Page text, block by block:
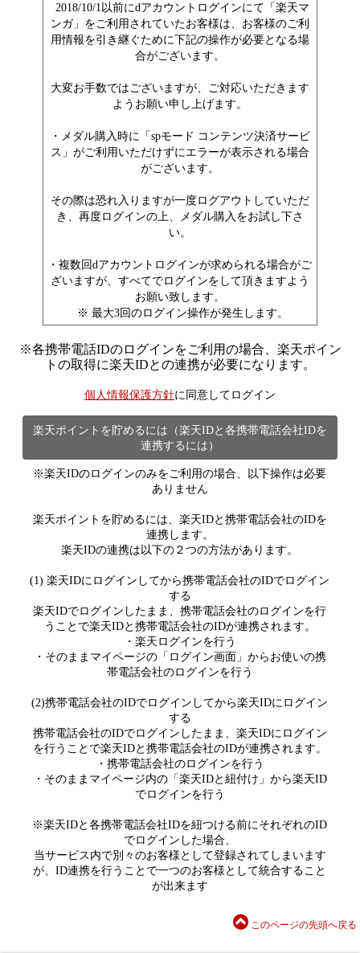
2018/10/1以前にdアカウントログインにて「楽天マ
ンガ」をご利用されていたお客様は、お客様のご利
用情報を引き継ぐために下記の操作が必要となる場
合がございます。
大変お手数ではございますが、ご対応いただきます
ようお願い申し上げます。
・メダル購入時に「spモード コンテンツ決済サービ
ス」がご利用いただけずにエラーが表示される場合
がございます。
その際は恐れ入りますが一度ログアウトしていただ
き、再度ログインの上、メダル購入をお試し下さ
い。
・複数回dアカウントログインが求められる場合がご
ざいますが、すべてでログインをして頂きますよう
お願い致します。
※ 最大3回のログイン操作が発生します。
※各携帯電話IDのログインをご利用の場合、楽天ポイン
トの取得に楽天IDとの連携が必要になります。
個人情報保護方針に同意してログイン
楽天ポイントを貯めるには（楽天IDと各携帯電話会社IDを
連携するには）
※楽天IDのログインのみをご利用の場合、以下操作は必要
ありません
楽天ポイントを貯めるには、楽天IDと携帯電話会社のIDを
連携します。
楽天IDの連携は以下の２つの方法があります。
(1) 楽天IDにログインしてから携帯電話会社のIDでログイン
する
楽天IDでログインしたまま、携帯電話会社のログインを行
うことで楽天IDと携帯電話会社のIDが連携されます。
・楽天ログインを行う
・そのままマイページの「ログイン画面」からお使いの携
帯電話会社のログインを行う
(2)携帯電話会社のIDでログインしてから楽天IDにログイン
する
携帯電話会社のIDでログインしたまま、楽天IDにログイン
を行うことで楽天IDと携帯電話会社のIDが連携されます。
・携帯電話会社のログインを行う
・そのままマイページ内の「楽天IDと紐付け」から楽天ID
でログインを行う
※楽天IDと各携帯電話会社IDを紐つける前にそれぞれのID
でログインした場合、
当サービス内で別々のお客様として登録されてしまいます
が、ID連携を行うことで一つのお客様として統合すること
が出来ます
このページの先頭へ戻る